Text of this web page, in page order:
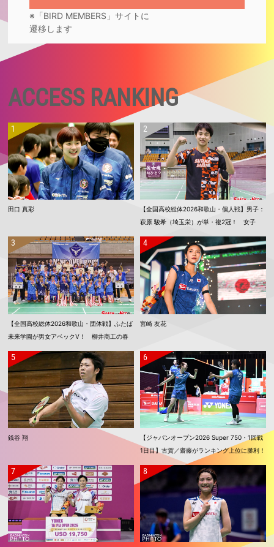
※「BIRD MEMBERS」サイトに
遷移します
ACCESS RANKING
田口 真彩
【全国高校総体2026和歌山・個人戦】男子：
萩原 駿希（埼玉栄）が単・複2冠！ 女子
単：渡邉 柚乃（倉敷中央）、女子複：上野
優寿／伴野 碧唯（ふたば未来学園）が春夏連
覇！
【全国高校総体2026和歌山・団体戦】ふたば
未来学園が男女アベックV！ 柳井商工の春
宮崎 友花
銭谷 翔
【ジャパンオープン2026 Super 750・1回戦
1日目】古賀／齋藤がランキング上位に勝利！
奈良岡、奥原、渡辺／田口も2回戦進出